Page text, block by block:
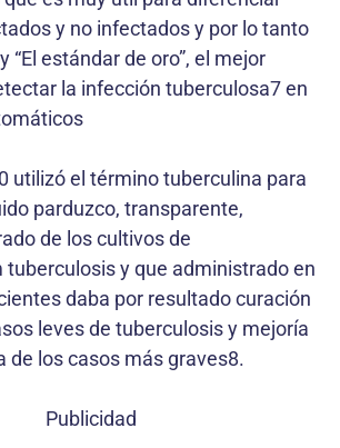
y no infectados y por lo tanto
“El estándar de oro”, el mejor
la infección tuberculosa7 en
utilizó el término tuberculina para
parduzco, transparente,
de los cultivos de
y que administrado en
daba por resultado curación
leves de tuberculosis y mejoría
de los casos más graves8.
Publicidad